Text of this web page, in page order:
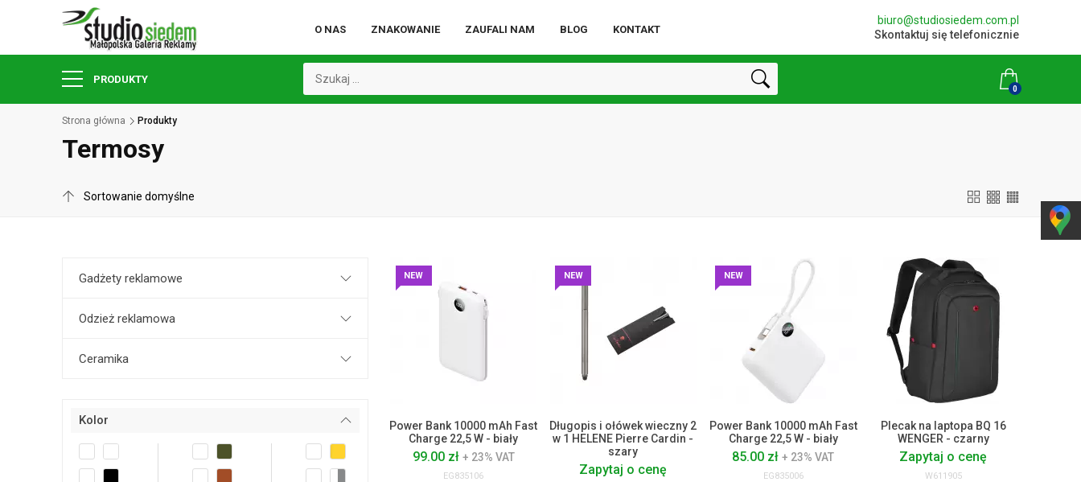
O NAS ZNAKOWANIE ZAUFALI NAM BLOG KONTAKT
biuro@studiosiedem.com.pl
Skontaktuj się telefonicznie
PRODUKTY
0
Strona główna Produkty
Termosy
Gadżety reklamowe
Odzież reklamowa
Ceramika
Kolor
NEW
Power Bank 10000 mAh Fast
Charge 22,5 W - biały
99.00 zł + 23% VAT
EG835106
NEW
Długopis i ołówek wieczny 2
w 1 HELENE Pierre Cardin -
szary
Zapytaj o cenę
NEW
Power Bank 10000 mAh Fast
Charge 22,5 W - biały
85.00 zł+ 23% VAT
EG835006
Plecak na laptopa BQ 16
WENGER - czarny
Zapytaj o cenę
W611905